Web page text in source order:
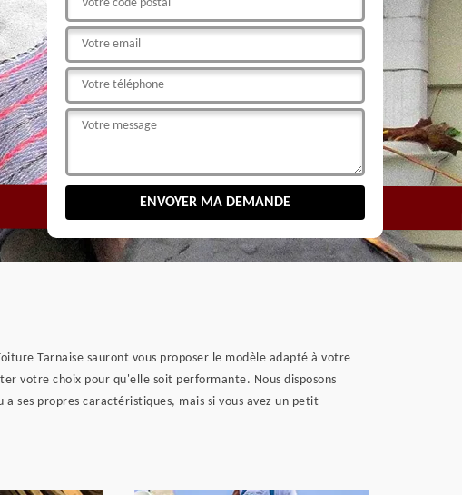
Tarnaise sauront vous proposer le modèle adapté à votre
votre choix pour qu'elle soit performante. Nous disposons
ses propres caractéristiques, mais si vous avez un petit